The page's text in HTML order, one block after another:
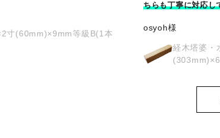
...もっと見る